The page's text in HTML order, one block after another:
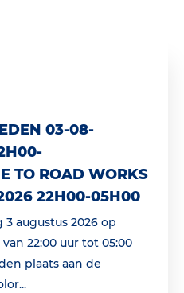
03-08-
TO ROAD WORKS
22H00-05H00
augustus 2026 op
22:00 uur tot 05:00
plaats aan de